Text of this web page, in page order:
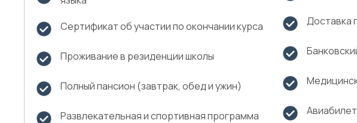
Сертификат об участии по окончании курса
Проживание в резиденции школы
Полный пансион (завтрак, обед и ужин)
Развлекательная и спортивная программа
Доставка